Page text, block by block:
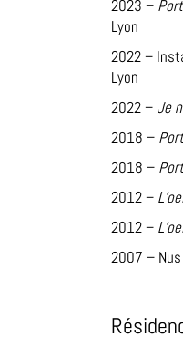
2023 –
Lyon
2022 –
Lyon
2022 – Je
2018 –
2018 –
2012 –
2012 –
2007 – Nus